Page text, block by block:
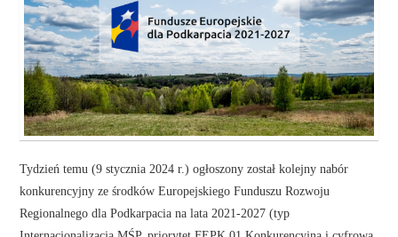
Tydzień temu (9 stycznia 2024 r.) ogłoszony został kolejny nabór
konkurencyjny ze środków Europejskiego Funduszu Rozwoju
Regionalnego dla Podkarpacia na lata 2021-2027 (typ